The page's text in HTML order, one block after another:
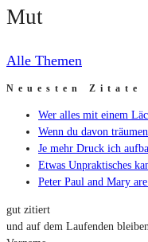
Mut
Alle Themen
Neuesten Zitate
Wer alles mit einem
Wenn du davon
Je mehr Druck ich
Etwas Unpraktisches
Peter Paul and Mary
gut zitiert
und auf dem Laufenden